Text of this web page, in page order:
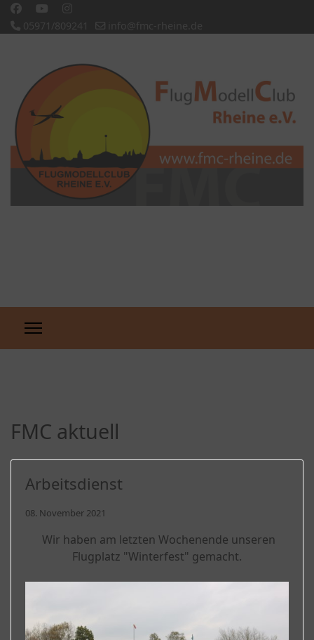
05971/809241 info@fmc-rheine.de
FMC aktuell
Arbeitsdienst
08. November 2021
Wir haben am letzten Wochenende unseren
Flugplatz "Winterfest" gemacht.